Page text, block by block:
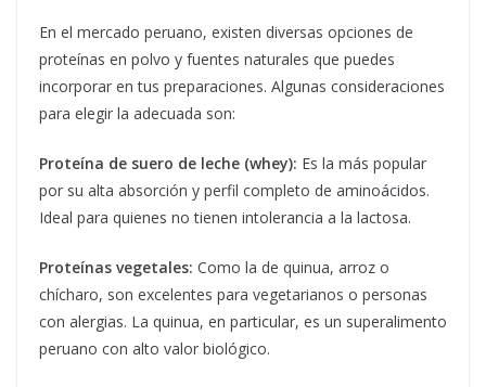
En el mercado peruano, existen diversas opciones de
proteínas en polvo y fuentes naturales que puedes
incorporar en tus preparaciones. Algunas consideraciones
para elegir la adecuada son:
Proteína de suero de leche (whey): Es la más popular
por su alta absorción y perfil completo de aminoácidos.
Ideal para quienes no tienen intolerancia a la lactosa.
Proteínas vegetales: Como la de quinua, arroz o
chícharo, son excelentes para vegetarianos o personas
con alergias. La quinua, en particular, es un superalimento
peruano con alto valor biológico.